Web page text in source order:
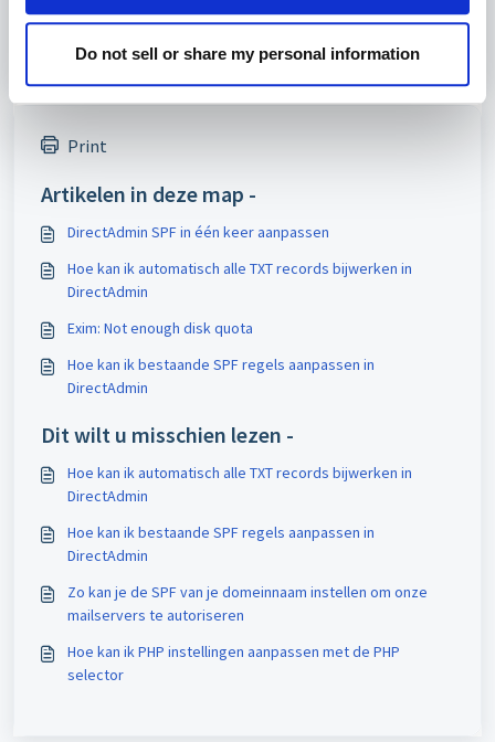
Do not sell or share my personal information
Print
Artikelen in deze map -
DirectAdmin SPF in één keer aanpassen
Hoe kan ik automatisch alle TXT records bijwerken in
DirectAdmin
Exim: Not enough disk quota
Hoe kan ik bestaande SPF regels aanpassen in
DirectAdmin
Dit wilt u misschien lezen -
Hoe kan ik automatisch alle TXT records bijwerken in
DirectAdmin
Hoe kan ik bestaande SPF regels aanpassen in
DirectAdmin
Zo kan je de SPF van je domeinnaam instellen om onze
mailservers te autoriseren
Hoe kan ik PHP instellingen aanpassen met de PHP
selector